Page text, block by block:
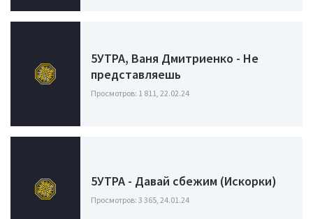
5УТРА, Ваня Дмитриенко - Не
представляешь
Просмотров: 1 811, 22.02.24
5УТРА - Давай сбежим (Искорки)
Просмотров: 3 365, 24.01.24